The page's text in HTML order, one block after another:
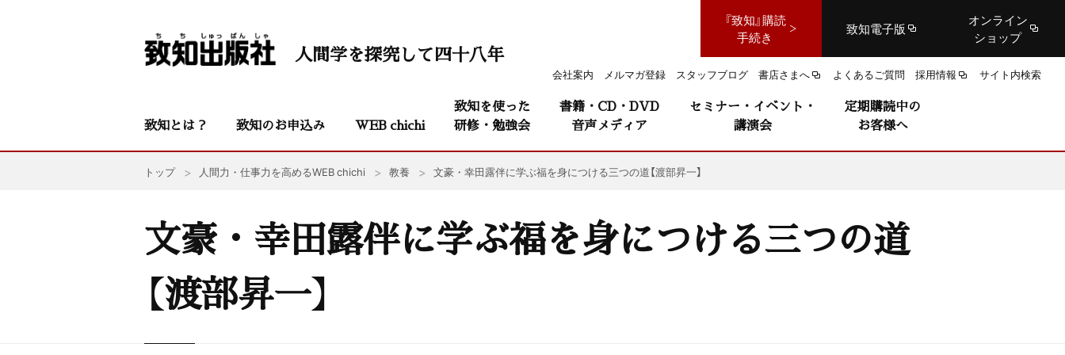
『致知』購読
手続き
致知電子版
オンライン
ショップ
会社案内 メルマガ登録 スタッフブログ 書店さまへ よくあるご質問 採用情報 サイト内検索
人間学を探究して四十八年
致知とは？ 致知のお申込み WEB chichi
致知を使った
研修・勉強会
書籍・CD・DVD
音声メディア
セミナー・イベント・
講演会
定期購読中の
お客様へ
トップ 人間力・仕事力を高めるWEB chichi 教養 文豪・幸田露伴に学ぶ福を身につける三つの道【渡部昇一】
文豪・幸田露伴に学ぶ福を身につける三つの道
【渡部昇一】